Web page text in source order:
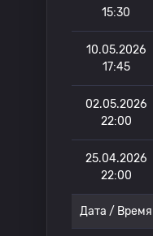
15:30
10.05.2026
17:45
02.05.2026
22:00
25.04.2026
22:00
Дата / Время